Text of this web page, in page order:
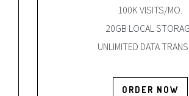
100K VISITS/MO.
20GB LOCAL
UNLIMITED DATA
ORDER NOW